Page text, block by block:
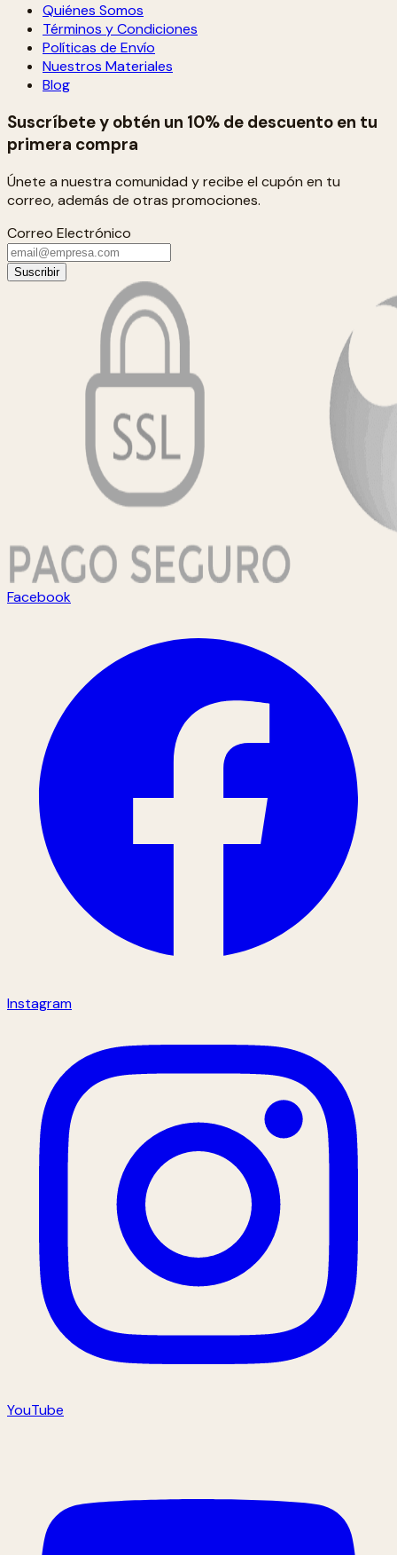
Quiénes Somos
Términos y Condiciones
Políticas de Envío
Nuestros Materiales
Blog
Suscríbete y obtén un 10% de descuento en tu
primera compra
Únete a nuestra comunidad y recibe el cupón en tu
correo, además de otras promociones.
Correo Electrónico
Suscribir
Facebook
Instagram
YouTube